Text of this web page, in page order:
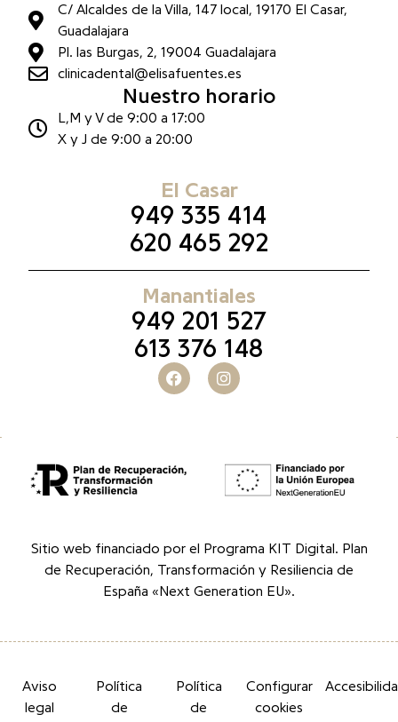
C/ Alcaldes de la Villa, 147 local, 19170 El Casar,
Guadalajara
Pl. las Burgas, 2, 19004 Guadalajara
clinicadental@elisafuentes.es
Nuestro horario
L,M y V de 9:00 a 17:00
X y J de 9:00 a 20:00
El Casar
949 335 414
620 465 292
Manantiales
949 201 527
613 376 148
Sitio web financiado por el Programa KIT Digital. Plan
de Recuperación, Transformación y Resiliencia de
España «Next Generation EU».
Aviso
legal
Política
de
Política
de
Configurar
cookies